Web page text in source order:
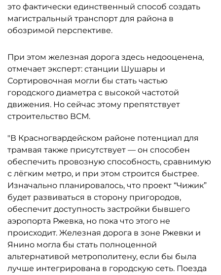
это фактически единственный способ создать
магистральный транспорт для района в
обозримой перспективе.
При этом железная дорога здесь недооценена,
отмечает эксперт: станции Шушары и
Сортировочная могли бы стать частью
городского диаметра с высокой частотой
движения. Но сейчас этому препятствует
строительство ВСМ.
"В Красногвардейском районе потенциал для
трамвая также присутствует — он способен
обеспечить провозную способность, сравнимую
с лёгким метро, и при этом строится быстрее.
Изначально планировалось, что проект “Чижик”
будет развиваться в сторону пригородов,
обеспечит доступность застройки бывшего
аэропорта Ржевка, но пока что этого не
происходит. Железная дорога в зоне Ржевки и
Янино могла бы стать полноценной
альтернативой метрополитену, если бы была
лучше интегрирована в городскую сеть. Поезда